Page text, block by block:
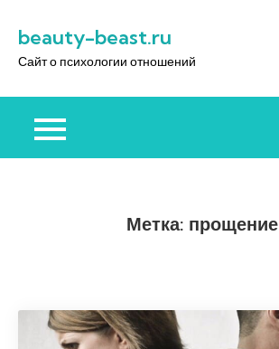
содержимому
beauty-beast.ru
Сайт о психологии отношений
Метка: прощение